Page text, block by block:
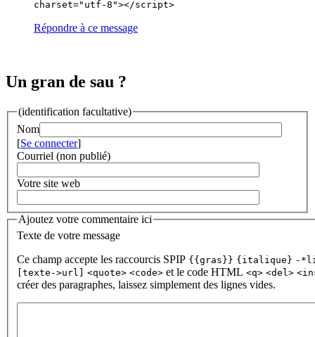
charset="utf-8"></script>
Répondre à ce message
Un gran de sau ?
(identification facultative)
Nom
[Se connecter]
Courriel (non publié)
Votre site web
Ajoutez votre commentaire ici
Texte de votre message
Ce champ accepte les raccourcis SPIP {{gras}} {italique} -
[texte->url]
<quote> <code> et le code HTML <q> <del>
créer des paragraphes, laissez simplement des lignes vides.